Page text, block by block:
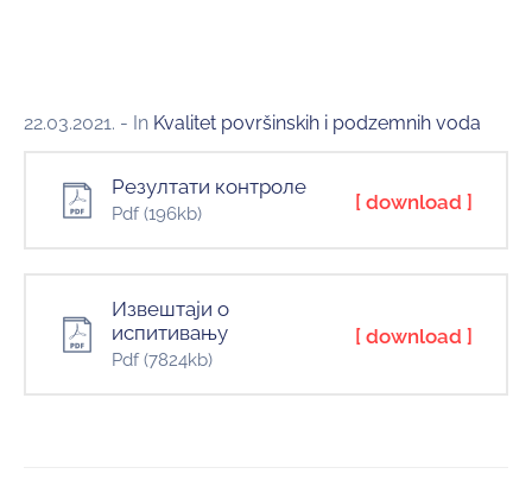
22.03.2021. - In Kvalitet površinskih i podzemnih voda
Резултати контроле
Pdf(196kb) [ download ]
Извештаји о
испитивању
Pdf(7824kb)
[ download ]